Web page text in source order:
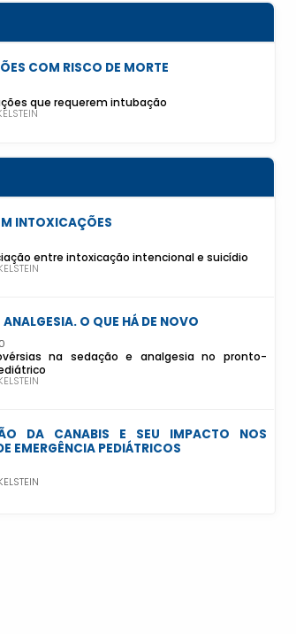
COM RISCO DE MORTE
que requerem intubação
INTOXICAÇÕES
entre intoxicação intencional e suicídio
O QUE HÁ DE NOVO
na sedação e analgesia no pronto-
DA CANABIS E SEU IMPACTO NOS
EMERGÊNCIA PEDIÁTRICOS